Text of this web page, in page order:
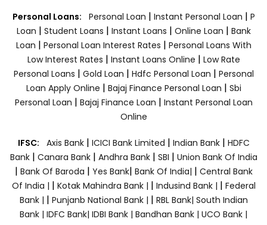
Personal Loans: Personal Loan | Instant Personal Loan | P
Loan | Student Loans | Instant Loans | Online Loan | Bank
Loan | Personal Loan Interest Rates | Personal Loans With
Low Interest Rates | Instant Loans Online | Low Rate
Personal Loans | Gold Loan | Hdfc Personal Loan | Personal
Loan Apply Online | Bajaj Finance Personal Loan | Sbi
Personal Loan | Bajaj Finance Loan | Instant Personal Loan
Online
IFSC: Axis Bank | ICICI Bank Limited | Indian Bank | HDFC
Bank| Canara Bank | Andhra Bank| SBI | Union Bank Of India
| Bank Of Baroda | Yes Bank| Bank Of India| | Central Bank
Of India | | Kotak Mahindra Bank | | Indusind Bank | | Federal
Bank | | Punjanb National Bank | | RBL Bank| South Indian
Bank | IDFC Bank| IDBI Bank | Bandhan Bank | UCO Bank |